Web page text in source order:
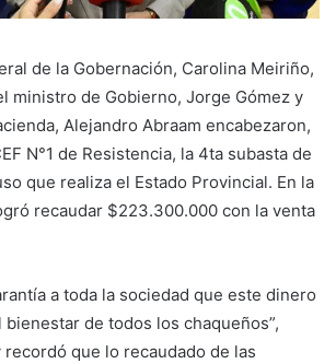
de la Gobernación, Carolina Meiriño,
ministro de Gobierno, Jorge Gómez y
Alejandro Abraam encabezaron,
N°1 de Resistencia, la 4ta subasta de
que realiza el Estado Provincial. En la
recaudar $223.300.000 con la venta
a toda la sociedad que este dinero
bienestar de todos los chaqueños”,
que lo recaudado de las